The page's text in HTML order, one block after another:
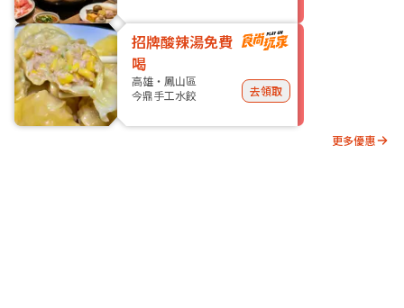
招牌酸辣湯免費
喝
高雄・鳳山區
今鼎手工水餃
去領取
更多優惠